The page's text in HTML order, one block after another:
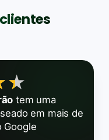
tem uma
em mais de
Google